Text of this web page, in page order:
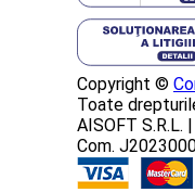
Copyright ©
Toate
AISOFT S.R.L.
Com.